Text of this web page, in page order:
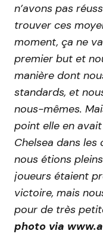
n’avons pas
trouver ces
moment, ça ne
premier but et
manière dont
standards, et
nous-mêmes.
point elle en
Chelsea dans les
nous étions
joueurs étaient
victoire, mais
pour de très
photo via